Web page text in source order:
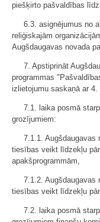
piešķirto pašvaldības
6.3. asignējumus no
reliģiskajām
Augšdaugavas novada
7. Apstiprināt
programmas
izlietojumu saskaņā ar
7.1. laika posmā
grozījumiem:
7.1.1. Augšdaugavas
tiesības veikt līdzekļu
apakšprogrammām,
7.1.2. Augšdaugavas
tiesības veikt līdzekļu
7.2. laika posmā